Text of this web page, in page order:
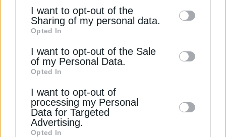
information by third parties on the IAB’s list
of downstream participants. This
information may also be disclosed by us to
third parties on theIAB’s List of
Downstream Participants
disclose it to other third parties.
I want to opt-out of the
Sharing of my personal data.
Opted In
I want to opt-out of the Sale
of my Personal Data.
Opted In
I want to opt-out of
processing my Personal
Data for Targeted
Advertising.
Opted In
την Πολιτική Απορρήτου